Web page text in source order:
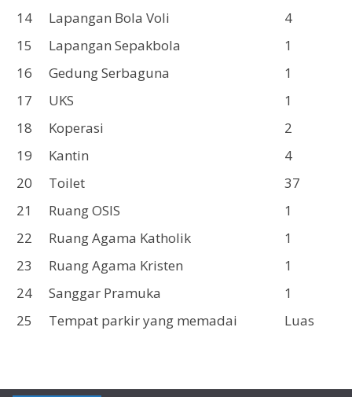
14
Lapangan Bola Voli
4
15
Lapangan Sepakbola
1
16
Gedung Serbaguna
1
17
UKS
1
18
Koperasi
2
19
Kantin
4
20
Toilet
37
21
Ruang OSIS
1
22
Ruang Agama Katholik
1
23
Ruang Agama Kristen
1
24
Sanggar Pramuka
1
25
Tempat parkir yang memadai Luas